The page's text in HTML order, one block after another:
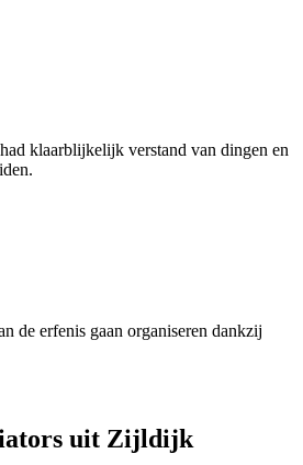
klaarblijkelijk verstand van dingen en
de erfenis gaan organiseren dankzij
uit Zijldijk